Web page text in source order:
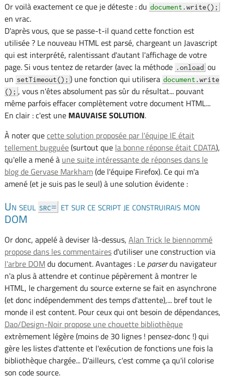
Or voilà exactement ce que je déteste : du document .write();
en vrac.
D'après vous, que se passe-t-il quand cette fonction est
utilisée ? Le nouveau HTML est parsé, chargeant un Javascript
qui est interprété, ralentissant d'autant l'affichage de votre
page. Si vous tentez de retarder (avec la méthode .onload ou
un setTimeout(); ) une fonction qui utilisera document .write
(); , vous n'êtes absolument pas sûr du résultat... pouvant
même parfois effacer complètement votre document HTML...
En clair : c'est une MAUVAISE SOLUTION.
À noter quecette solution proposée par l'équipe IE était
tellement bugguée(surtout que la bonne réponse était CDATA),
qu'elle a mené à une suite intéressante de réponses dans le
blog de Gervase Markham(de l'équipe Firefox). Ce qui m'a
amené (et je suis pas le seul) à une solution évidente :
Un seul src=et sur ce script je construirais mon
DOM
Or donc, appelé à deviser là-dessus, Alan Trick le biennommé
propose dans les commentairesd'utiliser une construction via
l'arbre DOM du document. Avantages : Le parserdu navigateur
n'a plus à attendre et continue pépèrement à montrer le
HTML, le chargement du source externe se fait en asynchrone
(et donc indépendemment des temps d'attente),... bref tout le
monde il est content. Pour ceux qui ont besoin de dépendances,
Dao/Design-Noir propose une chouette bibliothèque
extrèmement légère (moins de 30 lignes ! pensez-donc !) qui
gère les listes d'attente et l'exécution de fonctions une fois la
bibliothèque chargée... D'ailleurs, c'est comme ça qu'il colorise
son code source.